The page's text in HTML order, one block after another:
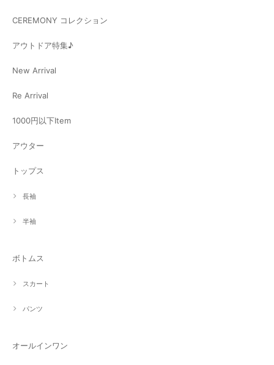
CEREMONY コレクション
アウトドア特集♪
New Arrival
Re Arrival
1000円以下Item
アウター
トップス
長袖
半袖
ボトムス
スカート
パンツ
オールインワン